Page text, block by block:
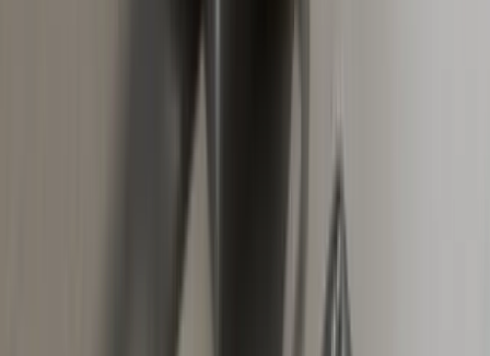
još dvije kuće prije nego što potpišete.